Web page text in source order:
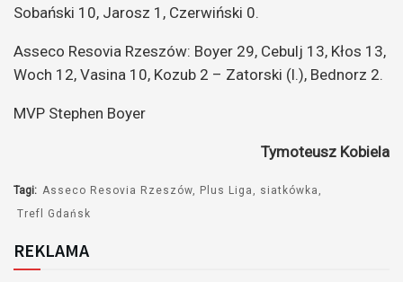
Sobański 10, Jarosz 1, Czerwiński 0.
Asseco Resovia Rzeszów: Boyer 29, Cebulj 13, Kłos 13,
Woch 12, Vasina 10, Kozub 2 – Zatorski (l.), Bednorz 2.
MVP Stephen Boyer
Tymoteusz Kobiela
Tagi: Asseco Resovia Rzeszów Plus Liga
siatkówka
Trefl Gdańsk
REKLAMA